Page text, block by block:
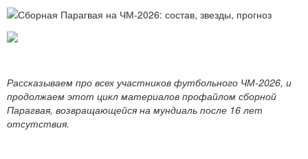
Рассказываем про всех участников футбольного ЧМ-2026, и
продолжаем этот цикл материалов профайлом сборной
Парагвая, возвращающейся на мундиаль после 16 лет
отсутствия.